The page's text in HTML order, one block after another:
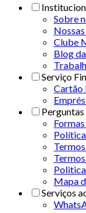
Sobre
Clube
Blog
Serviço
Cartão
Perguntas
Mapa
Serviços